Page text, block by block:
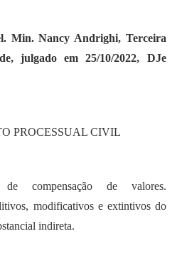
Min. Nancy Andrighi, Terceira
julgado em 25/10/2022, DJe
PROCESSUAL CIVIL
de compensação de valores.
modificativos e extintivos do
indireta.